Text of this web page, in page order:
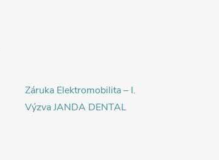
Záruka Elektromobilita – I.
Výzva JANDA DENTAL